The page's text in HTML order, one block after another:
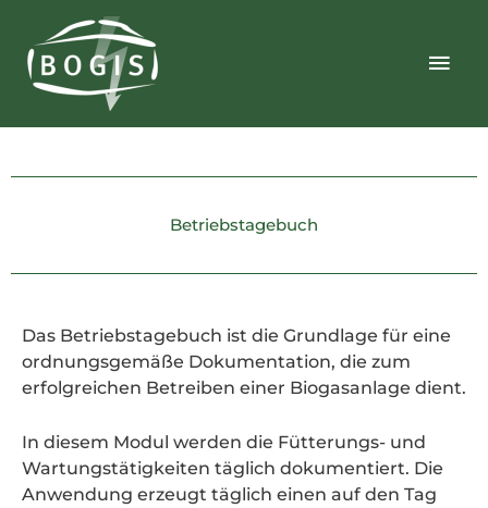
Inhalt
springen
Betriebstagebuch
Das Betriebstagebuch ist die Grundlage für eine
ordnungsgemäße Dokumentation, die zum
erfolgreichen Betreiben einer Biogasanlage dient.
In diesem Modul werden die Fütterungs- und
Wartungstätigkeiten täglich dokumentiert. Die
Anwendung erzeugt täglich einen auf den Tag